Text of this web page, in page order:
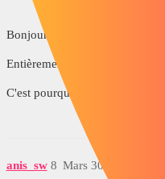
Bonjour @gt22
Entièrement d'accord avec toi.
C'est pourquoi j'ai évoqué le
anis_sw Mars 30, 2018, 12:11
8